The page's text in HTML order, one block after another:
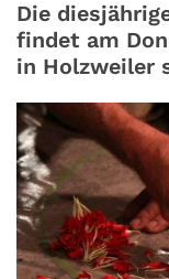
Die
findet am
in Holzweiler